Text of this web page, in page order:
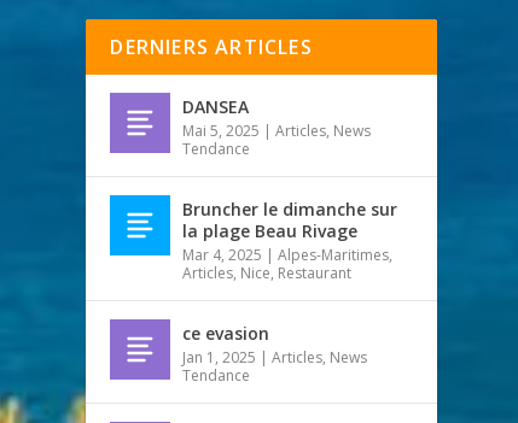
DERNIERS ARTICLES
DANSEA
Mai 5, 2025 |Articles, News
Tendance
Bruncher le dimanche sur
la plage Beau Rivage
Mar 4, 2025 |Alpes-Maritimes,
Articles, Nice, Restaurant
ce evasion
Jan 1, 2025 |Articles, News
Tendance